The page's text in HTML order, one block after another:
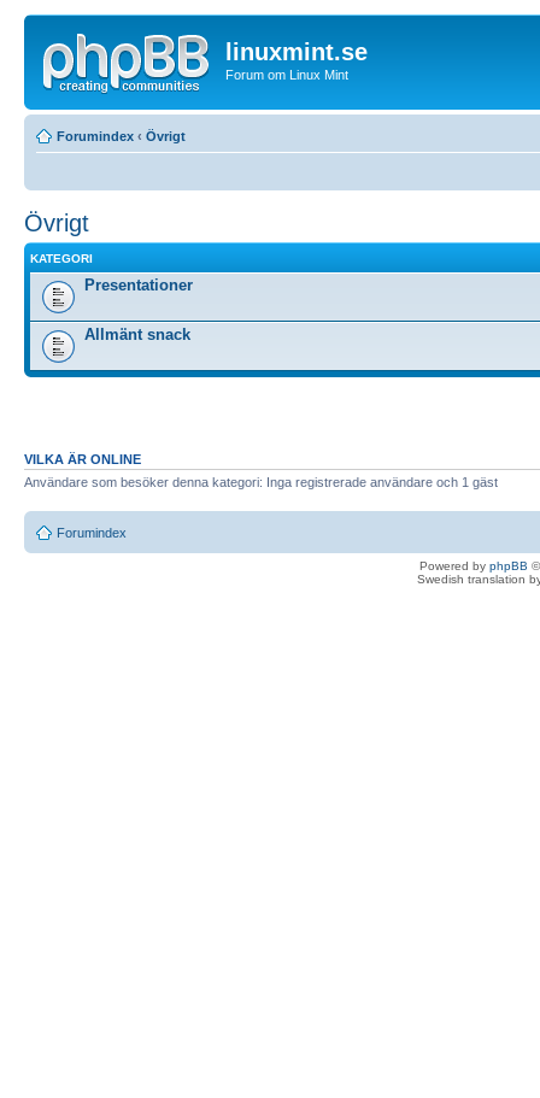
linuxmint.se
Forum om Linux Mint
Forumindex ‹ Övrigt
Övrigt
KATEGORI
Presentationer
Allmänt snack
VILKA ÄR ONLINE
Användare som besöker denna kategori: Inga registrerade användare och 1 gäst
Forumindex
Powered by phpBB
Swedish translation